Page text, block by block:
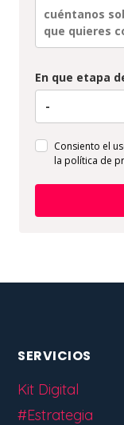
En que etapa
Consiento el
la política de
SERVICIOS
Kit Digital
#Estrategia